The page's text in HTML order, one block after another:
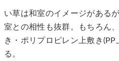
い草は和室のイメージがある
室との相性も抜群。もちろん
き・ポリプロピレン上敷き
る。